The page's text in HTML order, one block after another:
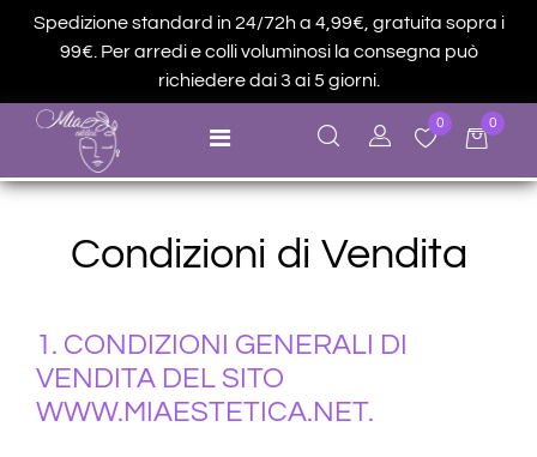
Spedizione standard in 24/72h a 4,99€, gratuita sopra i
99€. Per arredi e colli voluminosi la consegna può
richiedere dai 3 ai 5 giorni.
Open menu
0 0
Condizioni di Vendita
1. CONDIZIONI GENERALI DI
VENDITA DEL SITO
WWW.MIAESTETICA.NET.